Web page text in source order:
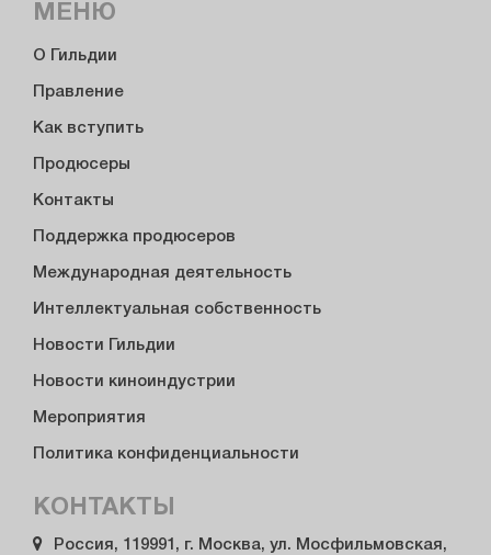
МЕНЮ
О Гильдии
Правление
Как вступить
Продюсеры
Контакты
Поддержка продюсеров
Международная деятельность
Интеллектуальная собственность
Новости Гильдии
Новости киноиндустрии
Мероприятия
Политика конфиденциальности
КОНТАКТЫ
Россия, 119991, г. Москва, ул. Мосфильмовская,